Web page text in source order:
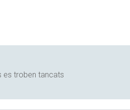
es troben tancats